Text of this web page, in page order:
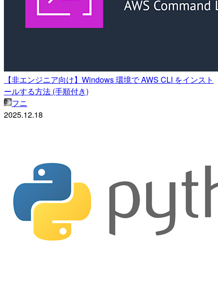
【非エンジニア向け】Windows 環境で AWS CLI をインスト
ールする方法 (手順付き)
フニ
2025.12.18